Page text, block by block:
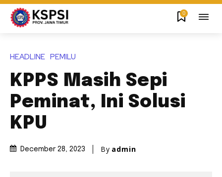
0
HEADLINE PEMILU
KPPS Masih Sepi
Peminat, Ini Solusi
KPU
December 28, 2023 By admin